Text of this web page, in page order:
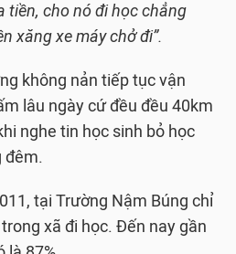
tiền, cho nó đi học chẳng
xăng xe máy chở đi”.
không nản tiếp tục vận
lâu ngày cứ đều đều 40km
nghe tin học sinh bỏ học
đêm.
tại Trường Nậm Búng chỉ
xã đi học. Đến nay gần